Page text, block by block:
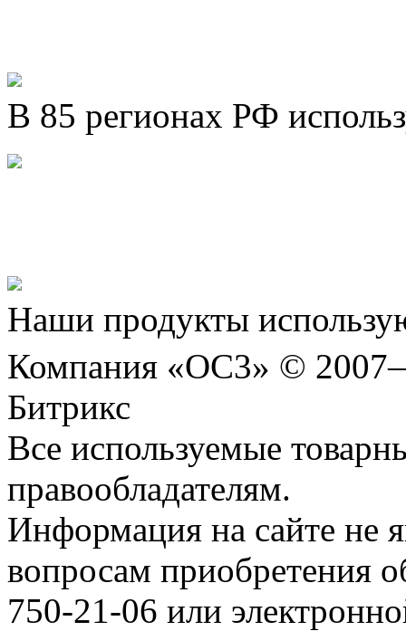
В 85 регионах РФ
Наши продукты
Компания «ОС3» ©
Битрикс
Все используемые
правообладателям.
Информация на сайте не
вопросам приобретения
750-21-06 или